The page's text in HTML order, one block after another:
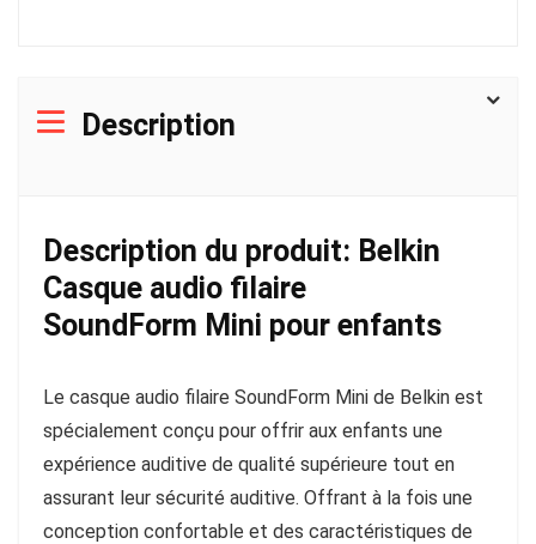
Description
Description du produit: Belkin
Casque audio filaire
SoundForm Mini pour enfants
Le casque audio filaire SoundForm Mini de Belkin est
spécialement conçu pour offrir aux enfants une
expérience auditive de qualité supérieure tout en
assurant leur sécurité auditive. Offrant à la fois une
conception confortable et des caractéristiques de